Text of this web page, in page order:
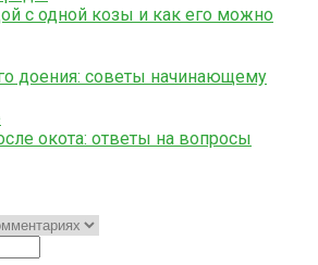
с одной козы и как его можно
доения: советы начинающему
окота: ответы на вопросы